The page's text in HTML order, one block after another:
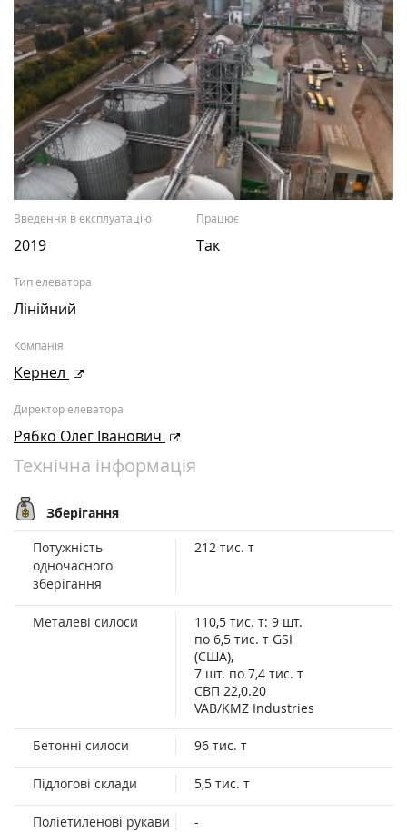
Введення в експлуатацію
2019
Працює
Так
Тип елеватора
Лінійний
Компанія
Кернел
Директор елеватора
Рябко Олег Іванович
Технічна інформація
Зберігання
Потужність
одночасного
зберігання
212 тис. т
Металеві силоси
110,5 тис. т: 9 шт.
по 6,5 тис. т GSI
(США),
7 шт. по 7,4 тис. т
СВП 22,0.20
VAB/KMZ Industries
Бетонні силоси 96 тис. т
Підлогові склади 5,5 тис. т
Поліетиленові рукави -